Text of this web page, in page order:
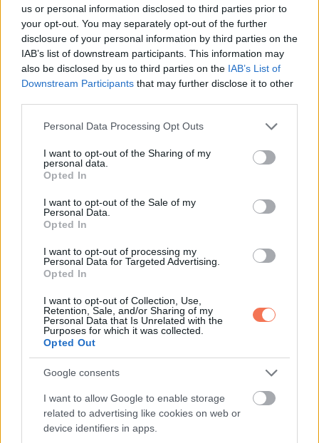
us or personal information disclosed to third parties prior to
your opt-out. You may separately opt-out of the further
disclosure of your personal information by third parties on the
IAB’s list of downstream participants. This information may
also be disclosed by us to third parties on the IAB’s List of
Downstream Participants that may further disclose it to other
Please note that this website/app uses one or more Google
not limited to your visit or usage behaviour. You may click to
grant or deny consent to Google and its third-party tags to
use your data for below specified purposes in below Google
consent section.
Personal Data Processing Opt Outs
I want to opt-out of the Sharing of my
personal data.
Opted In
I want to opt-out of the Sale of my
Personal Data.
Opted In
I want to opt-out of processing my
Personal Data for Targeted Advertising.
Opted In
I want to opt-out of Collection, Use,
Retention, Sale, and/or Sharing of my
Personal Data that Is Unrelated with the
Purposes for which it was collected.
Opted Out
Google consents
I want to allow Google to enable storage
related to advertising like cookies on web or
device identifiers in apps.
KÖVETKEZŐ POSZT
Szűz-Mérleg-Skorpió-Nyilas-Bak – Vízöntő
– Halak figyelem!
További bejegyzések